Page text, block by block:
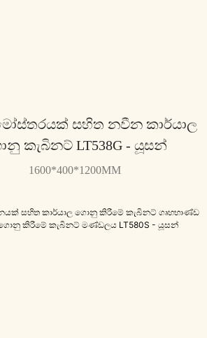
සහිත නවීන කාර්යාල
කැබිනට් LT538G - යූසන්
1600*400*1200MM